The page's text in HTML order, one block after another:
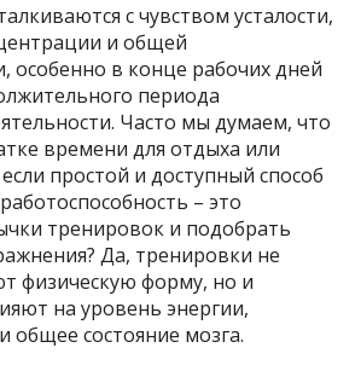
с чувством усталости,
и общей
особенно в конце рабочих дней
периода
Часто мы думаем, что
времени для отдыха или
простой и доступный способ
– это
тренировок и подобрать
Да, тренировки не
физическую форму, но и
на уровень энергии,
состояние мозга.